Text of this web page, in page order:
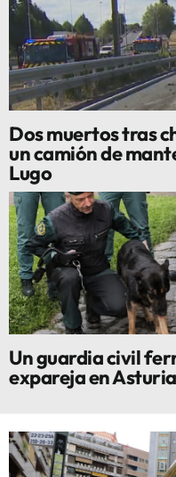
Dos muertos tras
un camión de
Lugo
Un guardia civil
expareja en